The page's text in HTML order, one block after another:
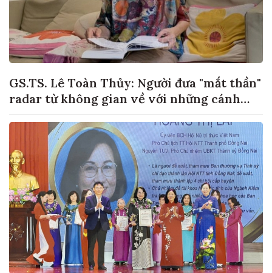
GS.TS. Lê Toàn Thủy: Người đưa "mắt thần"
radar từ không gian về với những cánh